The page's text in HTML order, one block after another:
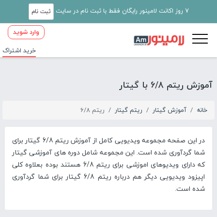
7 روز اکانت لامینور رایگان فقط با ثبت نام در سایت ثبت نام
وارد شوید
خرید اشتراک
آموزش ریتم 6/8 با گیتار
خانه آموزش گیتار ریتم گیتار ریتم 6/8
در این صفحه مجموعه ویدیویی کامل از آموزش ریتم 6/8 گیتار برای
شما گردآوری شده است. این مجموعه شامل دوره های آموزشی گیتار
که دارای ویدیوهای اموزشی برای ریتم 6/8 هستند بوده بعلاوه کلی
اپیزود ویدیویی دیگر هم درباره ریتم 6/8 گیتار برای شما گردآوری
شده است.